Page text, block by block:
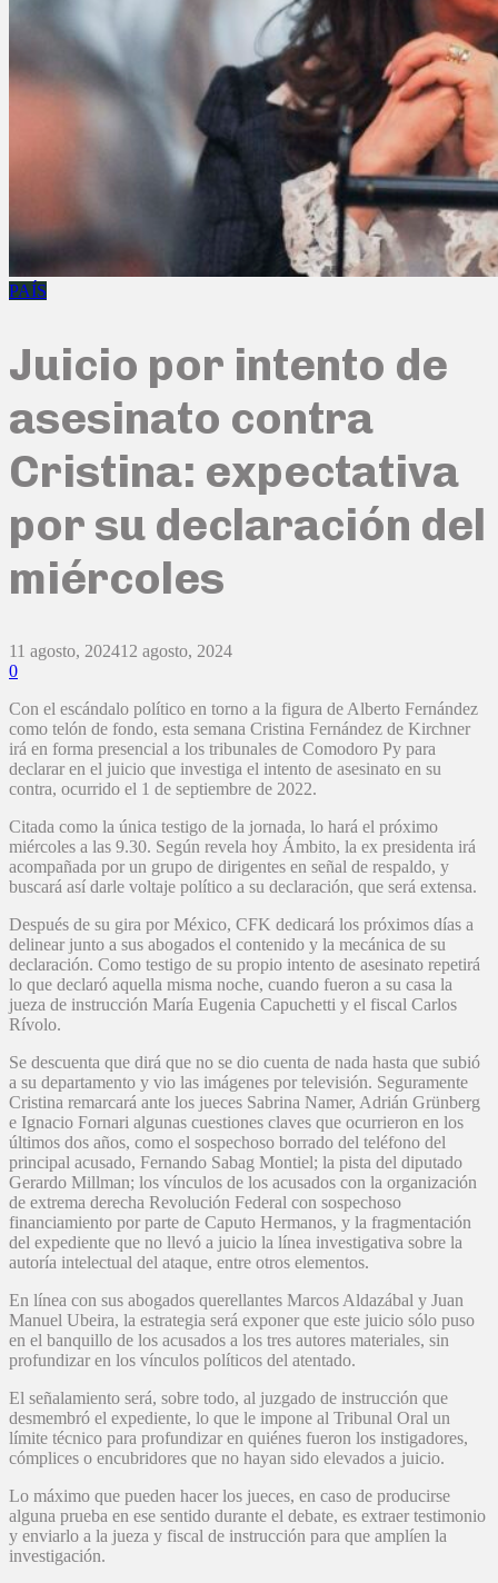
PAÍS
Juicio por intento de
asesinato contra
Cristina: expectativa
por su declaración del
miércoles
11 agosto, 202412 agosto, 2024
0
Con el escándalo político en torno a la figura de Alberto Fernández
como telón de fondo, esta semana Cristina Fernández de Kirchner
irá en forma presencial a los tribunales de Comodoro Py para
declarar en el juicio que investiga el intento de asesinato en su
contra, ocurrido el 1 de septiembre de 2022.
Citada como la única testigo de la jornada, lo hará el próximo
miércoles a las 9.30. Según revela hoy Ámbito, la ex presidenta irá
acompañada por un grupo de dirigentes en señal de respaldo, y
buscará así darle voltaje político a su declaración, que será extensa.
Después de su gira por México, CFK dedicará los próximos días a
delinear junto a sus abogados el contenido y la mecánica de su
declaración. Como testigo de su propio intento de asesinato repetirá
lo que declaró aquella misma noche, cuando fueron a su casa la
jueza de instrucción María Eugenia Capuchetti y el fiscal Carlos
Rívolo.
Se descuenta que dirá que no se dio cuenta de nada hasta que subió
a su departamento y vio las imágenes por televisión. Seguramente
Cristina remarcará ante los jueces Sabrina Namer, Adrián Grünberg
e Ignacio Fornari algunas cuestiones claves que ocurrieron en los
últimos dos años, como el sospechoso borrado del teléfono del
principal acusado, Fernando Sabag Montiel; la pista del diputado
Gerardo Millman; los vínculos de los acusados con la organización
de extrema derecha Revolución Federal con sospechoso
financiamiento por parte de Caputo Hermanos, y la fragmentación
del expediente que no llevó a juicio la línea investigativa sobre la
autoría intelectual del ataque, entre otros elementos.
En línea con sus abogados querellantes Marcos Aldazábal y Juan
Manuel Ubeira, la estrategia será exponer que este juicio sólo puso
en el banquillo de los acusados a los tres autores materiales, sin
profundizar en los vínculos políticos del atentado.
El señalamiento será, sobre todo, al juzgado de instrucción que
desmembró el expediente, lo que le impone al Tribunal Oral un
límite técnico para profundizar en quiénes fueron los instigadores,
cómplices o encubridores que no hayan sido elevados a juicio.
Lo máximo que pueden hacer los jueces, en caso de producirse
alguna prueba en ese sentido durante el debate, es extraer testimonio
y enviarlo a la jueza y fiscal de instrucción para que amplíen la
investigación.